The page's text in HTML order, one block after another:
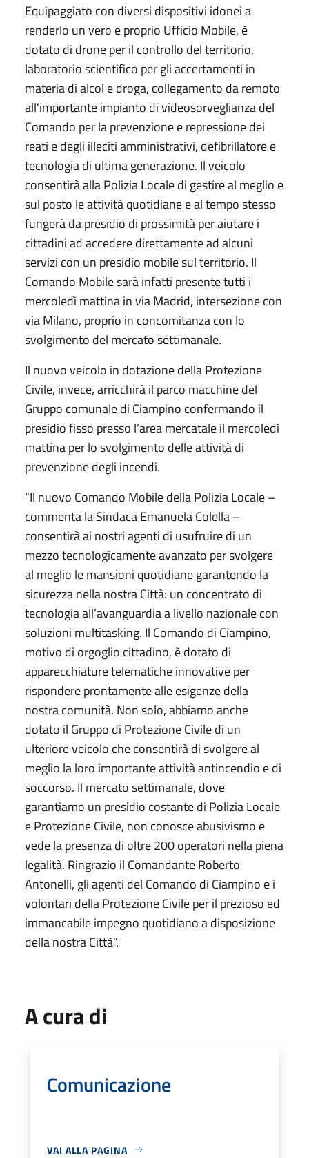
Equipaggiato con diversi dispositivi idonei a
renderlo un vero e proprio Ufficio Mobile, è
dotato di drone per il controllo del territorio,
laboratorio scientifico per gli accertamenti in
materia di alcol e droga, collegamento da remoto
all'importante impianto di videosorveglianza del
Comando per la prevenzione e repressione dei
reati e degli illeciti amministrativi, defibrillatore e
tecnologia di ultima generazione. Il veicolo
consentirà alla Polizia Locale di gestire al meglio e
sul posto le attività quotidiane e al tempo stesso
fungerà da presidio di prossimità per aiutare i
cittadini ad accedere direttamente ad alcuni
servizi con un presidio mobile sul territorio. Il
Comando Mobile sarà infatti presente tutti i
mercoledì mattina in via Madrid, intersezione con
via Milano, proprio in concomitanza con lo
svolgimento del mercato settimanale.
Il nuovo veicolo in dotazione della Protezione
Civile, invece, arricchirà il parco macchine del
Gruppo comunale di Ciampino confermando il
presidio fisso presso l’area mercatale il mercoledì
mattina per lo svolgimento delle attività di
prevenzione degli incendi.
“Il nuovo Comando Mobile della Polizia Locale –
commenta la Sindaca Emanuela Colella –
consentirà ai nostri agenti di usufruire di un
mezzo tecnologicamente avanzato per svolgere
al meglio le mansioni quotidiane garantendo la
sicurezza nella nostra Città: un concentrato di
tecnologia all’avanguardia a livello nazionale con
soluzioni multitasking. Il Comando di Ciampino,
motivo di orgoglio cittadino, è dotato di
apparecchiature telematiche innovative per
rispondere prontamente alle esigenze della
nostra comunità. Non solo, abbiamo anche
dotato il Gruppo di Protezione Civile di un
ulteriore veicolo che consentirà di svolgere al
meglio la loro importante attività antincendio e di
soccorso. Il mercato settimanale, dove
garantiamo un presidio costante di Polizia Locale
e Protezione Civile, non conosce abusivismo e
vede la presenza di oltre 200 operatori nella piena
legalità. Ringrazio il Comandante Roberto
Antonelli, gli agenti del Comando di Ciampino e i
volontari della Protezione Civile per il prezioso ed
immancabile impegno quotidiano a disposizione
della nostra Città”.
A cura di
Comunicazione
VAI ALLA PAGINA